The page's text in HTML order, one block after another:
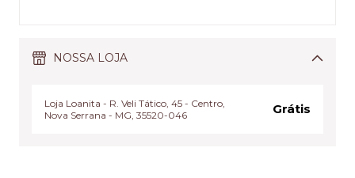
NOSSA LOJA
Loja Loanita - R. Veli Tático, 45 - Centro,
Nova Serrana - MG, 35520-046
Grátis